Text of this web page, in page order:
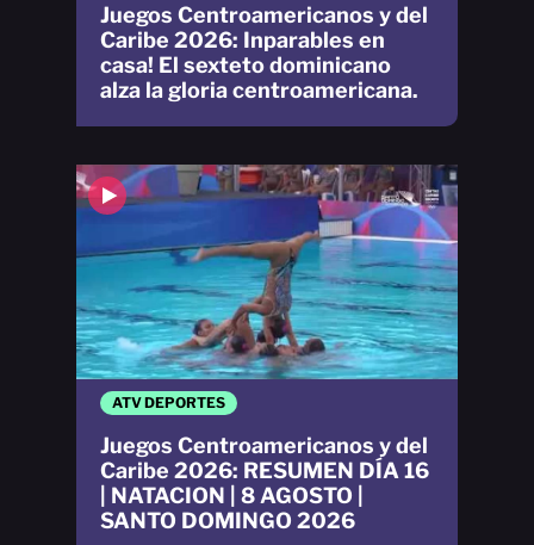
Juegos Centroamericanos y del
Caribe 2026: Inparables en
casa! El sexteto dominicano
alza la gloria centroamericana.
ATV DEPORTES
Juegos Centroamericanos y del
Caribe 2026: RESUMEN DÍA 16
| NATACION | 8 AGOSTO |
SANTO DOMINGO 2026